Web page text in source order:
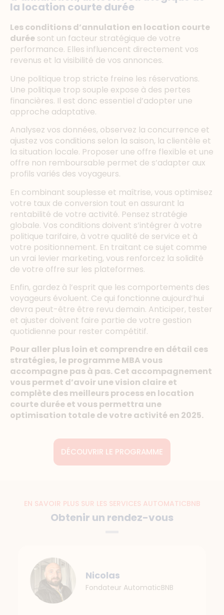
la location courte durée
Les conditions d’annulation en location courte
durée sont un facteur stratégique de votre
performance. Elles influencent directement vos
revenus et la visibilité de vos annonces.
Une politique trop stricte freine les réservations.
Une politique trop souple expose à des pertes
financières. Il est donc essentiel d’adopter une
approche adaptative.
Analysez vos données, observez la concurrence et
ajustez vos conditions selon la saison, la clientèle et
la situation locale. Proposer une offre flexible et une
offre non remboursable permet de s’adapter aux
profils variés des voyageurs.
En combinant souplesse et maîtrise, vous optimisez
votre taux de conversion tout en assurant la
rentabilité de votre activité. Pensez stratégie
globale. Vos conditions doivent s’intégrer à votre
politique tarifaire, à votre qualité de service et à
votre positionnement. En traitant ce sujet comme
un vrai levier marketing, vous renforcez la solidité
de votre offre sur les plateformes.
Enfin, gardez à l’esprit que les comportements des
voyageurs évoluent. Ce qui fonctionne aujourd’hui
devra peut-être être revu demain. Anticiper, tester
et ajuster doivent faire partie de votre gestion
quotidienne pour rester compétitif.
Pour aller plus loin et comprendre en détail ces
stratégies, le programme MBA vous
accompagne pas à pas. Cet accompagnement
vous permet d’avoir une vision claire et
complète des meilleurs process en location
courte durée et vous permettra une
optimisation totale de votre activité en 2025.
DÉCOUVRIR LE PROGRAMME
EN SAVOIR PLUS SUR LES SERVICES AUTOMATICBNB
Obtenir un rendez-vous
Nicolas
Fondateur AutomaticBNB